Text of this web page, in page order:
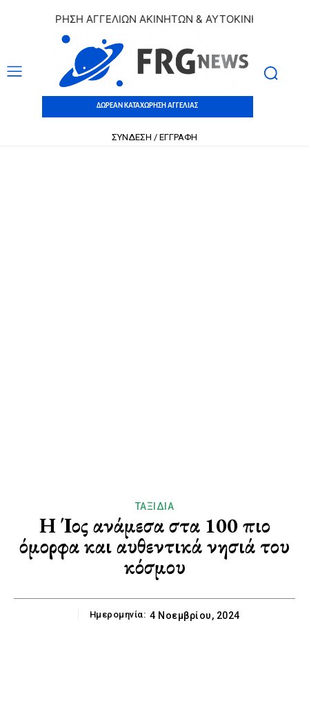
ΑΓΓΕΛΙΩΝ ΑΚΙΝΗΤΩΝ & ΑΥΤΟΚΙΝΗΤΩΝ |
ΔΩΡΕΑΝ ΚΑΤΑΧΩΡΗΣΗ ΑΓΓΕΛΙΑΣ
ΣΥΝΔΕΣΗ / ΕΓΓΡΑΦΗ
ΤΑΞΊΔΙΑ
H Ίος ανάμεσα στα 100 πιο
όμορφα και αυθεντικά νησιά του
κόσμου
Ημερομηνία: 4 Νοεμβρίου, 2024